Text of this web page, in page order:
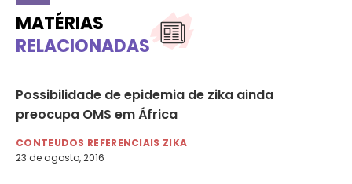
MATÉRIAS
RELACIONADAS
Possibilidade de epidemia de zika ainda
preocupa OMS em África
CONTEUDOS REFERENCIAIS ZIKA
23 de agosto, 2016